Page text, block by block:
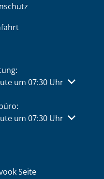
oder Schließzeiten
um 07:30 Uhr
oder Schließzeiten
um 07:30 Uhr
Seite